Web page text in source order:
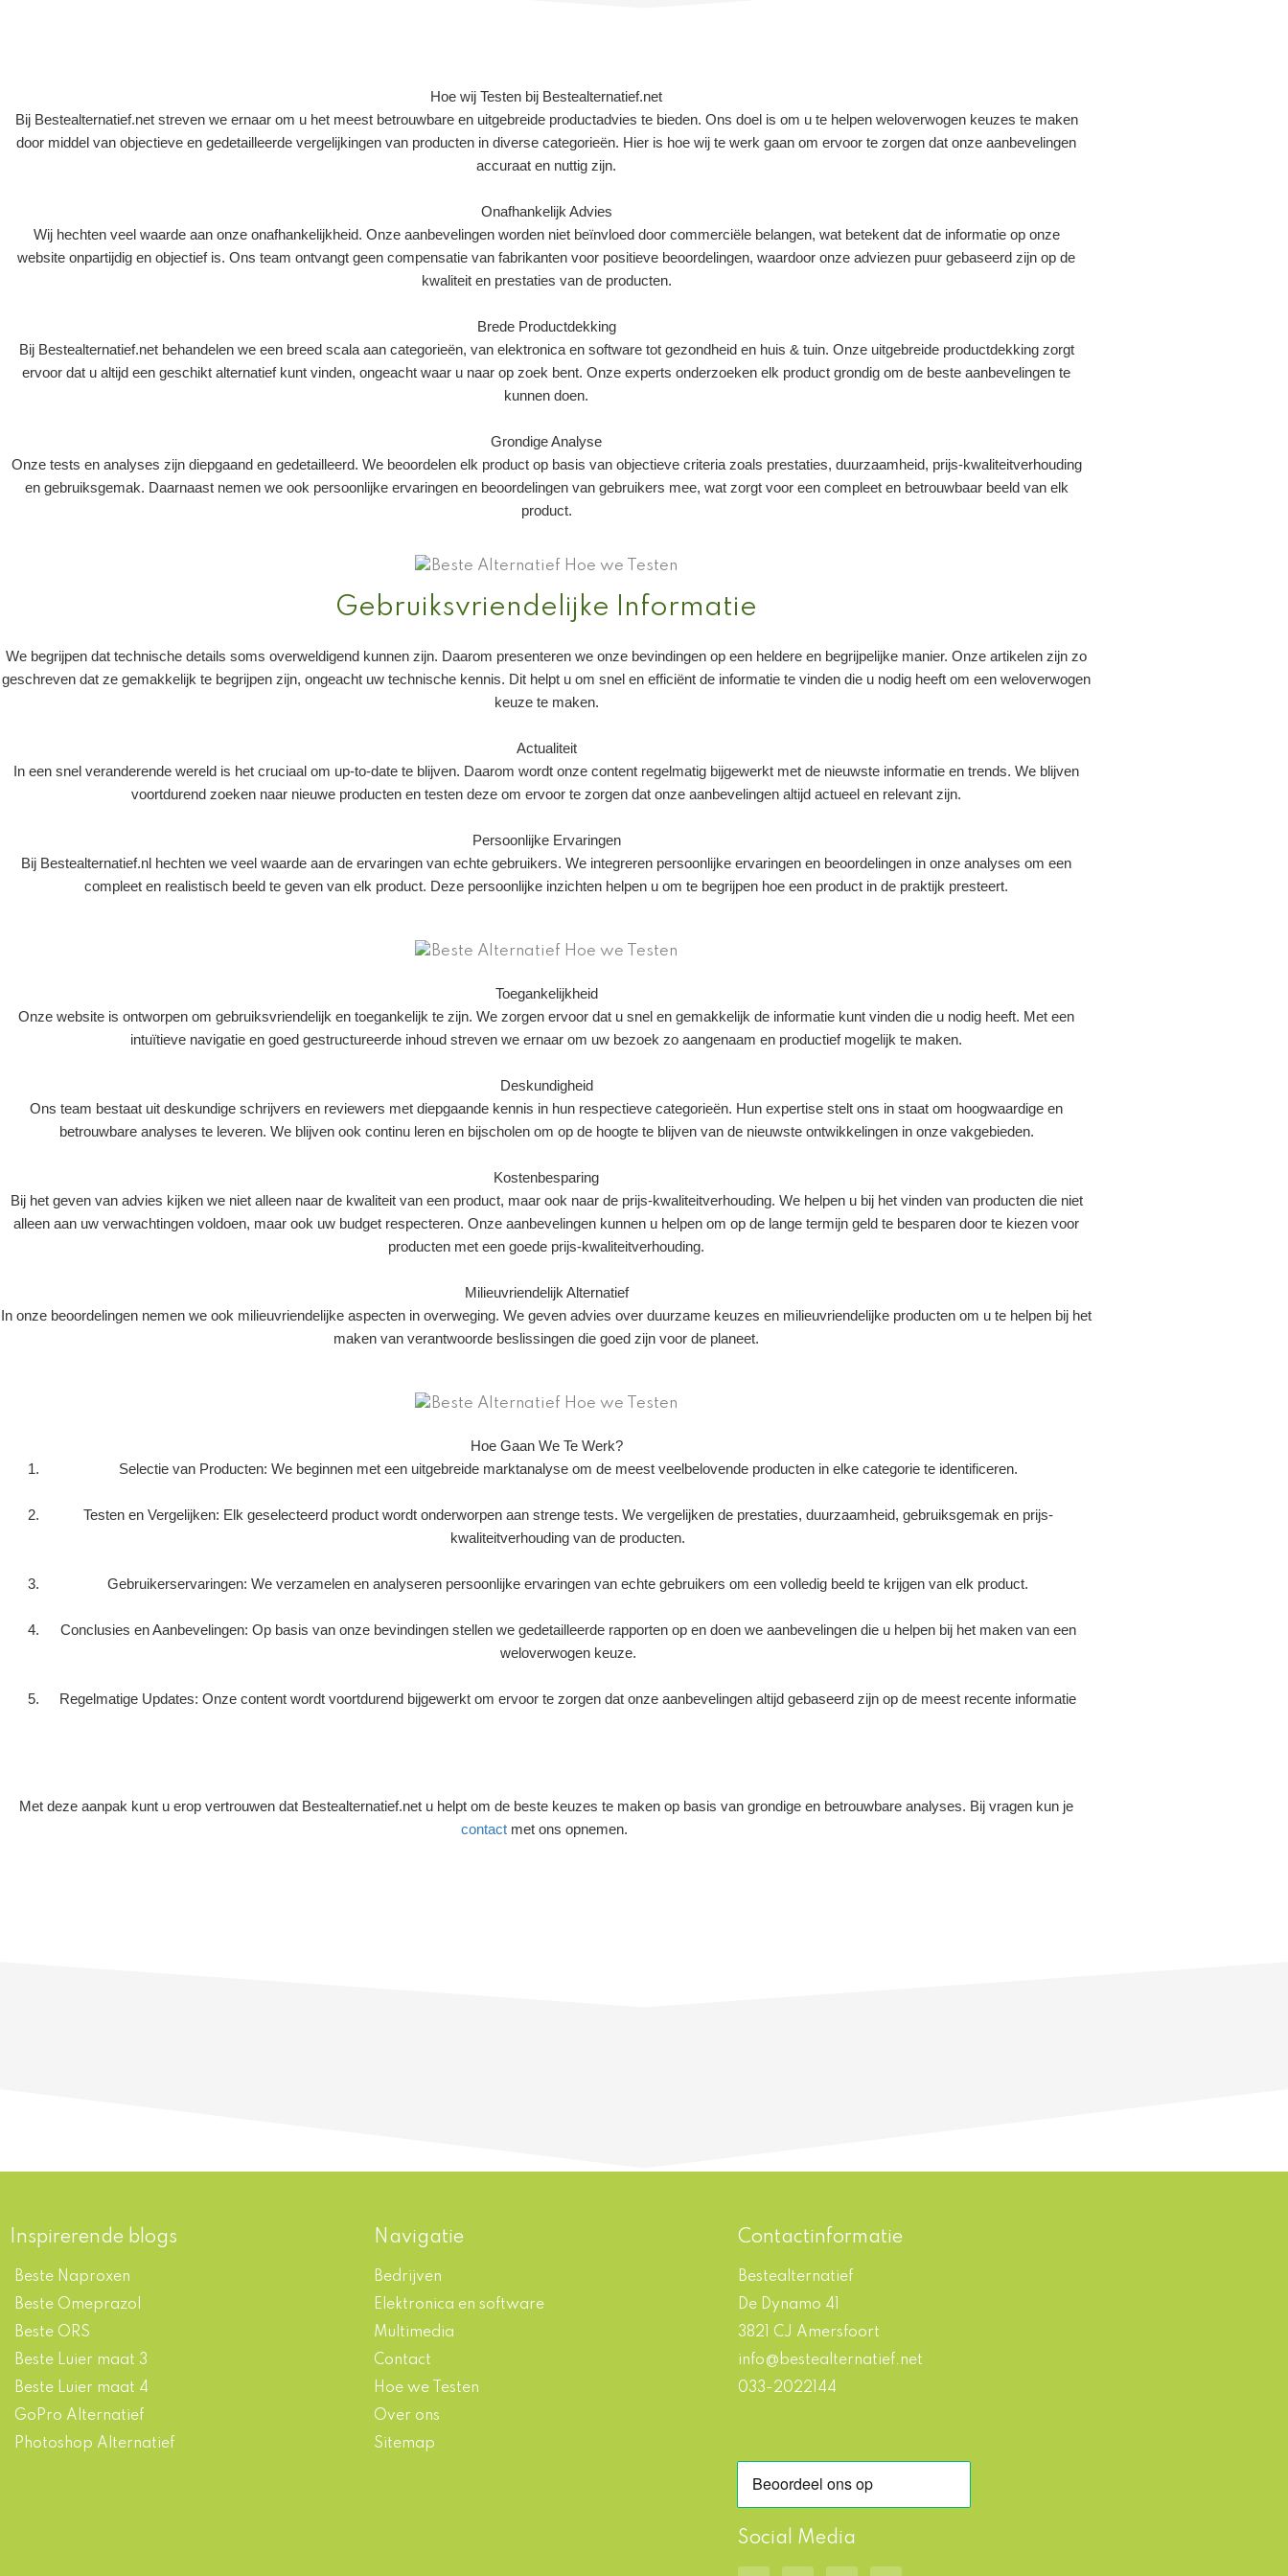
Hoe wij Testen bij Bestealternatief.net
Bij Bestealternatief.net streven we ernaar om u het meest betrouwbare en uitgebreide productadvies te bieden. Ons doel is om u te helpen weloverwogen keuzes te maken
door middel van objectieve en gedetailleerde vergelijkingen van producten in diverse categorieën. Hier is hoe wij te werk gaan om ervoor te zorgen dat onze aanbevelingen
accuraat en nuttig zijn.
Onafhankelijk Advies
Wij hechten veel waarde aan onze onafhankelijkheid. Onze aanbevelingen worden niet beïnvloed door commerciële belangen, wat betekent dat de informatie op onze
website onpartijdig en objectief is. Ons team ontvangt geen compensatie van fabrikanten voor positieve beoordelingen, waardoor onze adviezen puur gebaseerd zijn op de
kwaliteit en prestaties van de producten.
Brede Productdekking
Bij Bestealternatief.net behandelen we een breed scala aan categorieën, van elektronica en software tot gezondheid en huis & tuin. Onze uitgebreide productdekking zorgt
ervoor dat u altijd een geschikt alternatief kunt vinden, ongeacht waar u naar op zoek bent. Onze experts onderzoeken elk product grondig om de beste aanbevelingen te
kunnen doen.
Grondige Analyse
Onze tests en analyses zijn diepgaand en gedetailleerd. We beoordelen elk product op basis van objectieve criteria zoals prestaties, duurzaamheid, prijs-kwaliteitverhouding
en gebruiksgemak. Daarnaast nemen we ook persoonlijke ervaringen en beoordelingen van gebruikers mee, wat zorgt voor een compleet en betrouwbaar beeld van elk
product.
Gebruiksvriendelijke Informatie
We begrijpen dat technische details soms overweldigend kunnen zijn. Daarom presenteren we onze bevindingen op een heldere en begrijpelijke manier. Onze artikelen zijn zo
geschreven dat ze gemakkelijk te begrijpen zijn, ongeacht uw technische kennis. Dit helpt u om snel en efficiënt de informatie te vinden die u nodig heeft om een weloverwogen
keuze te maken.
Actualiteit
In een snel veranderende wereld is het cruciaal om up-to-date te blijven. Daarom wordt onze content regelmatig bijgewerkt met de nieuwste informatie en trends. We blijven
voortdurend zoeken naar nieuwe producten en testen deze om ervoor te zorgen dat onze aanbevelingen altijd actueel en relevant zijn.
Persoonlijke Ervaringen
Bij Bestealternatief.nl hechten we veel waarde aan de ervaringen van echte gebruikers. We integreren persoonlijke ervaringen en beoordelingen in onze analyses om een
compleet en realistisch beeld te geven van elk product. Deze persoonlijke inzichten helpen u om te begrijpen hoe een product in de praktijk presteert.
Toegankelijkheid
Onze website is ontworpen om gebruiksvriendelijk en toegankelijk te zijn. We zorgen ervoor dat u snel en gemakkelijk de informatie kunt vinden die u nodig heeft. Met een
intuïtieve navigatie en goed gestructureerde inhoud streven we ernaar om uw bezoek zo aangenaam en productief mogelijk te maken.
Deskundigheid
Ons team bestaat uit deskundige schrijvers en reviewers met diepgaande kennis in hun respectieve categorieën. Hun expertise stelt ons in staat om hoogwaardige en
betrouwbare analyses te leveren. We blijven ook continu leren en bijscholen om op de hoogte te blijven van de nieuwste ontwikkelingen in onze vakgebieden.
Kostenbesparing
Bij het geven van advies kijken we niet alleen naar de kwaliteit van een product, maar ook naar de prijs-kwaliteitverhouding. We helpen u bij het vinden van producten die niet
alleen aan uw verwachtingen voldoen, maar ook uw budget respecteren. Onze aanbevelingen kunnen u helpen om op de lange termijn geld te besparen door te kiezen voor
producten met een goede prijs-kwaliteitverhouding.
Milieuvriendelijk Alternatief
In onze beoordelingen nemen we ook milieuvriendelijke aspecten in overweging. We geven advies over duurzame keuzes en milieuvriendelijke producten om u te helpen bij het
maken van verantwoorde beslissingen die goed zijn voor de planeet.
Hoe Gaan We Te Werk?
Selectie van Producten: We beginnen met een uitgebreide marktanalyse om de meest veelbelovende producten in elke categorie te identificeren.
Testen en Vergelijken: Elk geselecteerd product wordt onderworpen aan strenge tests. We vergelijken de prestaties, duurzaamheid, gebruiksgemak en prijs-
kwaliteitverhouding van de producten.
Gebruikerservaringen: We verzamelen en analyseren persoonlijke ervaringen van echte gebruikers om een volledig beeld te krijgen van elk product.
Conclusies en Aanbevelingen: Op basis van onze bevindingen stellen we gedetailleerde rapporten op en doen we aanbevelingen die u helpen bij het maken van een
weloverwogen keuze.
Regelmatige Updates: Onze content wordt voortdurend bijgewerkt om ervoor te zorgen dat onze aanbevelingen altijd gebaseerd zijn op de meest recente informatie
Met deze aanpak kunt u erop vertrouwen dat Bestealternatief.net u helpt om de beste keuzes te maken op basis van grondige en betrouwbare analyses. Bij vragen kun je
contact met ons opnemen.
Inspirerende blogs
Beste Naproxen
Beste Omeprazol
Beste ORS
Beste Luier maat 3
Beste Luier maat 4
GoPro Alternatief
Photoshop Alternatief
Navigatie
Bedrijven
Elektronica en software
Multimedia
Contact
Hoe we Testen
Over ons
Sitemap
Contactinformatie
Bestealternatief
De Dynamo 41
3821 CJ Amersfoort
info@bestealternatief.net
033-2022144
Social Media